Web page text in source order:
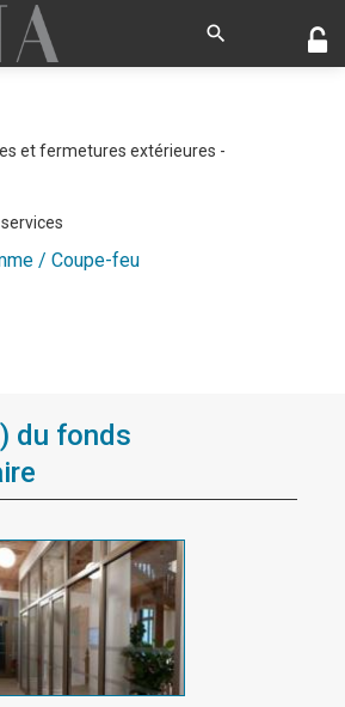
et fermetures extérieures -
/ Coupe-feu
du fonds